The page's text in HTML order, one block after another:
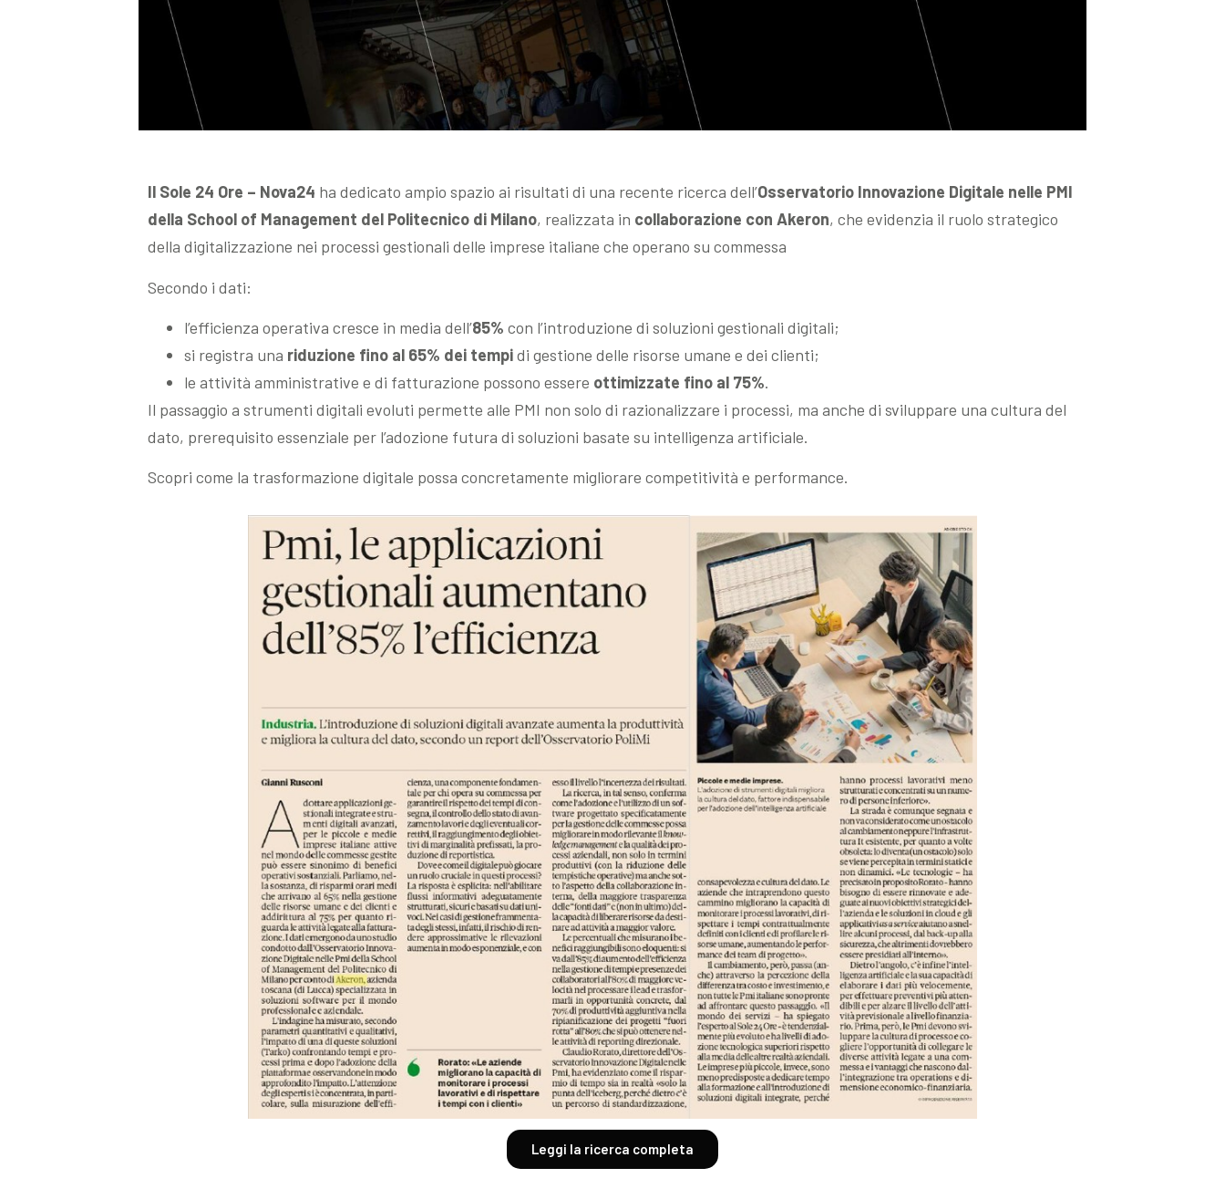
Il Sole 24 Ore – Nova24 ha dedicato ampio spazio ai risultati di una recente ricerca dell’Osservatorio Innovazione Digitale nelle PMI
della School of Management del Politecnico di Milano, realizzata in collaborazione con Akeron, che evidenzia il ruolo strategico
della digitalizzazione nei processi gestionali delle imprese italiane che operano su commessa
Secondo i dati:
l’efficienza operativa cresce in media dell’85% con l’introduzione di soluzioni gestionali digitali;
si registra una riduzione fino al 65% dei tempidi gestione delle risorse umane e dei clienti;
le attività amministrative e di fatturazione possono essere ottimizzate fino al 75%.
Il passaggio a strumenti digitali evoluti permette alle PMI non solo di razionalizzare i processi, ma anche di sviluppare una cultura del
dato, prerequisito essenziale per l’adozione futura di soluzioni basate su intelligenza artificiale.
Scopri come la trasformazione digitale possa concretamente migliorare competitività e performance.
Leggi la ricerca completa